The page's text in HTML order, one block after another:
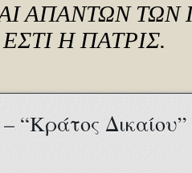
ΑΠΑΝΤΩΝ
ΕΣΤΙ Η ΠΑΤΡΙΣ.
“Κράτος Δικαίου”